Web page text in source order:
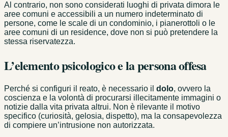
Al contrario, non sono considerati luoghi di privata dimora le
aree comuni e accessibili a un numero indeterminato di
persone, come le scale di un condominio, i pianerottoli o le
aree comuni di un residence, dove non si può pretendere la
stessa riservatezza.
L’elemento psicologico e la persona offesa
Perché si configuri il reato, è necessario il dolo, ovvero la
coscienza e la volontà di procurarsi illecitamente immagini o
notizie dalla vita privata altrui. Non è rilevante il motivo
specifico (curiosità, gelosia, dispetto), ma la consapevolezza
di compiere un’intrusione non autorizzata.